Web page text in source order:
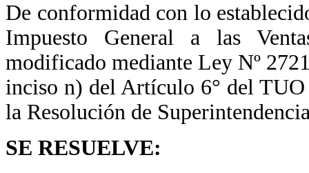
De conformidad con lo
Impuesto General a las
modificado mediante Ley Nº
inciso n) del Artículo 6° del
la Resolución de
SE RESUELVE: